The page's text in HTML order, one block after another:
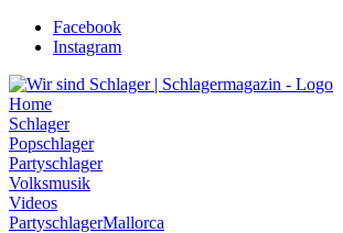
Zum
Inhalt
Facebook
Instagram
Home
Schlager
Popschlager
Partyschlager
Volksmusik
Videos
PartyschlagerMallorca